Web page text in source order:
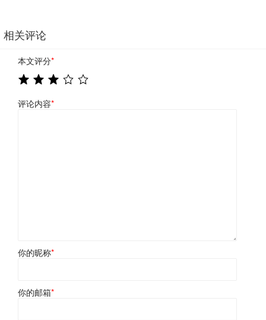
相关评论
本文评分*
评论内容*
你的昵称*
你的邮箱*